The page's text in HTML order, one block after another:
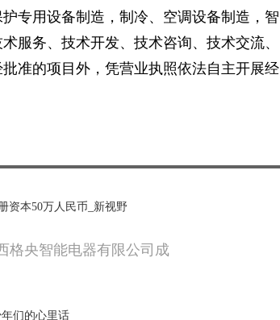
专用设备制造，制冷、空调设备制造，智
服务、技术开发、技术咨询、技术交流、
准的项目外，凭营业执照依法自主开展经
资本50万人民币_新视野
格央智能电器有限公司成
们的心里话